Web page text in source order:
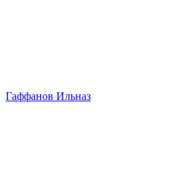
Гаффанов Ильназ